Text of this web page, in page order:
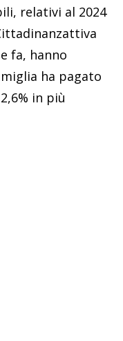
relativi al 2024
fa, hanno
ha pagato
in più